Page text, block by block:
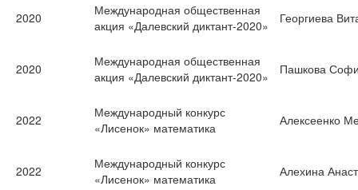
2020
Международная общественная
акция «Далевский диктант-2020»
Георгиева
2020
Международная общественная
акция «Далевский диктант-2020»
Пашкова
2022
Международный конкурс
«Лисенок» математика
Алексеенко
2022
Международный конкурс
«Лисенок» математика
Алехина